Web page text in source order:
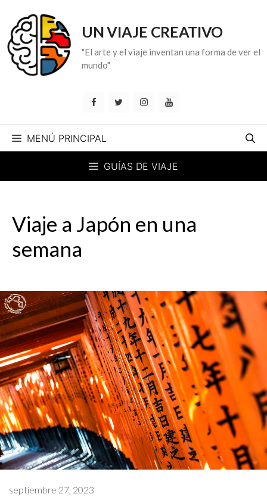
contenido
UN VIAJE CREATIVO
"El arte y el viaje inventan una forma de ver el
mundo"
MENÚ PRINCIPAL
GUÍAS DE VIAJE
Viaje a Japón en una
semana
septiembre 27, 2023